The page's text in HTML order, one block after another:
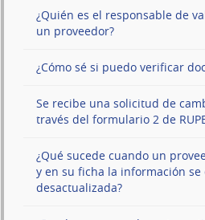
¿Quién es el responsable de
un proveedor?
¿Cómo sé si puedo verificar
Se recibe una solicitud de
través del formulario 2 de
¿Qué sucede cuando un
y en su ficha la información se
desactualizada?